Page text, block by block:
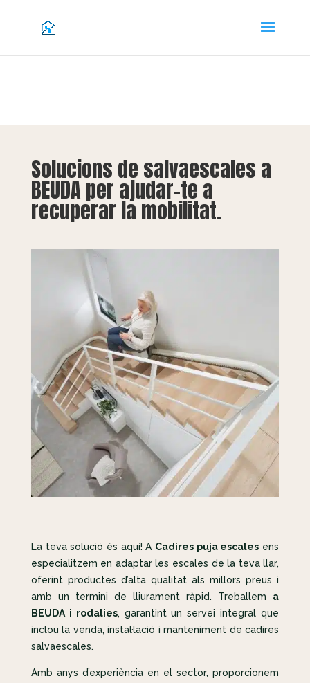
Solucions de salvaescales a
BEUDA per ajudar-te a
recuperar la mobilitat.
La teva solució és aquí! A Cadires puja escales ens
especialitzem en adaptar les escales de la teva llar,
oferint productes d’alta qualitat als millors preus i
amb un termini de lliurament ràpid. Treballem a
BEUDA i rodalies, garantint un servei integral que
inclou la venda, instal·lació i manteniment de cadires
salvaescales.
Amb anys d’experiència en el sector, proporcionem